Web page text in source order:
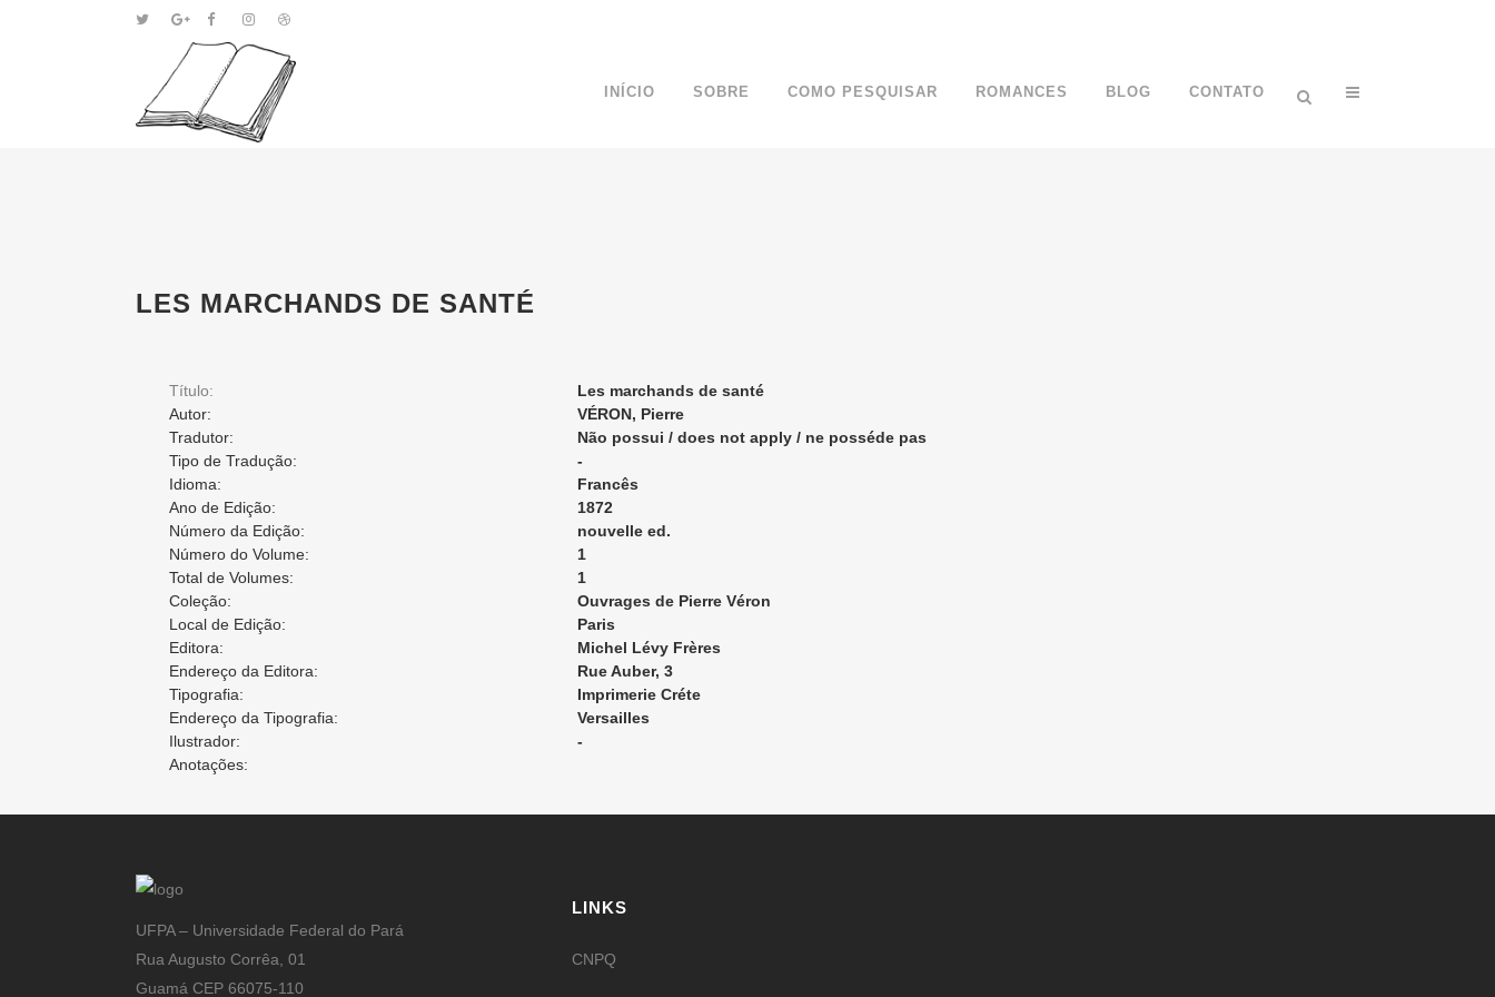
INÍCIO SOBRE COMO PESQUISAR ROMANCES BLOG CONTATO
LES MARCHANDS DE SANTÉ
Título:
Les marchands de santé
Autor:
VÉRON, Pierre
Tradutor:
Não possui / does not apply / ne posséde pas
Tipo de Tradução:
-
Idioma:
Francês
Ano de Edição:
1872
Número da Edição:
nouvelle ed.
Número do Volume:
1
Total de Volumes:
1
Coleção:
Ouvrages de Pierre Véron
Local de Edição:
Paris
Editora:
Michel Lévy Frères
Endereço da Editora:
Rue Auber, 3
Tipografia:
Imprimerie Créte
Endereço da Tipografia:
Versailles
Ilustrador:
-
Anotações:
UFPA – Universidade Federal do Pará
Rua Augusto Corrêa, 01
Guamá CEP 66075-110
LINKS
CNPQ